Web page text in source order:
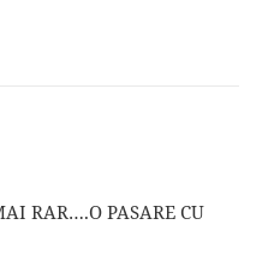
RAR….O PASARE CU